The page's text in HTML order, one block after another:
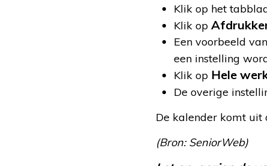
Klik op het
Klik op
Een voorbeeld
een instelling
Klik op Hele
De overige
De kalender komt uit
(Bron: SeniorWeb)